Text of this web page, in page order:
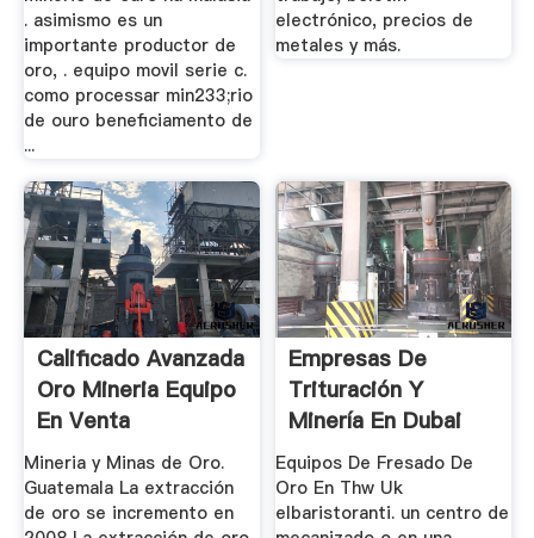
. asimismo es un
importante productor de
oro, . equipo movil serie c.
como processar min233;rio
de ouro beneficiamento de
...
electrónico, precios de
metales y más.
Calificado Avanzada
Oro Mineria Equipo
En Venta
Mineria y Minas de Oro.
Guatemala La extracción
de oro se incremento en
Empresas De
Trituración Y
Minería En Dubai
Equipos De Fresado De
Oro En Thw Uk
elbaristoranti. un centro de